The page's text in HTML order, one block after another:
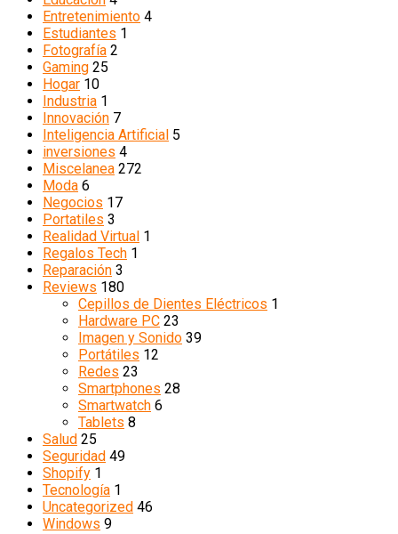
Entretenimiento 4
Estudiantes 1
Fotografía 2
Gaming 25
Hogar 10
Industria 1
Innovación 7
Inteligencia Artificial 5
inversiones 4
Miscelanea 272
Moda 6
Negocios 17
Portatiles 3
Realidad Virtual 1
Regalos Tech 1
Reparación 3
Reviews 180
Cepillos de Dientes Eléctricos 1
Hardware PC 23
Imagen y Sonido 39
Portátiles 12
Redes 23
Smartphones 28
Smartwatch 6
Tablets 8
Salud 25
Seguridad 49
Shopify 1
Tecnología 1
Uncategorized 46
Windows 9